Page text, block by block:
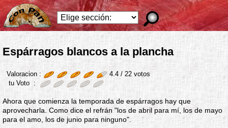
Espárragos blancos a la plancha
Valoracion : 4.4 /22 votos
tu Voto :
Ahora que comienza la temporada de espárragos hay que
aprovecharla. Como dice el refrán "los de abril para mí, los de mayo
para el amo, los de junio para ninguno".